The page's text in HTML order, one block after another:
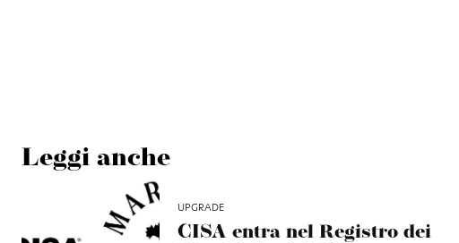
Leggi anche
UPGRADE
CISA entra nel Registro dei